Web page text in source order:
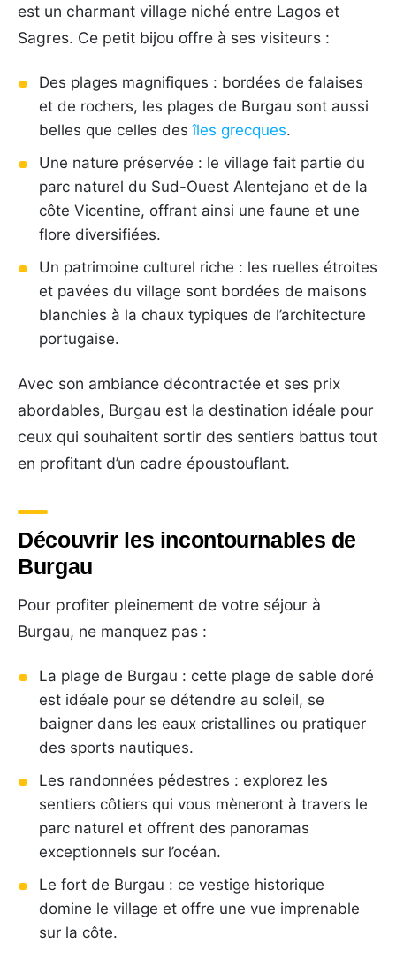
est un charmant village niché entre Lagos et
Sagres. Ce petit bijou offre à ses visiteurs :
Des plages magnifiques : bordées de falaises
et de rochers, les plages de Burgau sont aussi
belles que celles desîles grecques.
Une nature préservée : le village fait partie du
parc naturel du Sud-Ouest Alentejano et de la
côte Vicentine, offrant ainsi une faune et une
flore diversifiées.
Un patrimoine culturel riche : les ruelles étroites
et pavées du village sont bordées de maisons
blanchies à la chaux typiques de l’architecture
portugaise.
Avec son ambiance décontractée et ses prix
abordables, Burgau est la destination idéale pour
ceux qui souhaitent sortir des sentiers battus tout
en profitant d’un cadre époustouflant.
Découvrir les incontournables de
Burgau
Pour profiter pleinement de votre séjour à
Burgau, ne manquez pas :
La plage de Burgau : cette plage de sable doré
est idéale pour se détendre au soleil, se
baigner dans les eaux cristallines ou pratiquer
des sports nautiques.
Les randonnées pédestres : explorez les
sentiers côtiers qui vous mèneront à travers le
parc naturel et offrent des panoramas
exceptionnels sur l’océan.
Le fort de Burgau : ce vestige historique
domine le village et offre une vue imprenable
sur la côte.